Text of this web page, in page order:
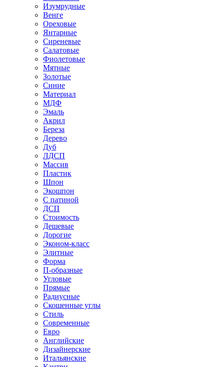
Изумрудные
Венге
Ореховые
Янтарные
Сиреневые
Салатовые
Фиолетовые
Мятные
Золотые
Синие
Материал
МДФ
Эмаль
Акрил
Береза
Дерево
Дуб
ЛДСП
Массив
Пластик
Шпон
Экошпон
С патиной
ДСП
Стоимость
Дешевые
Дорогие
Эконом-класс
Элитные
Форма
П-образные
Угловые
Прямые
Радиусные
Скошенные углы
Стиль
Современные
Евро
Английские
Дизайнерские
Итальянские